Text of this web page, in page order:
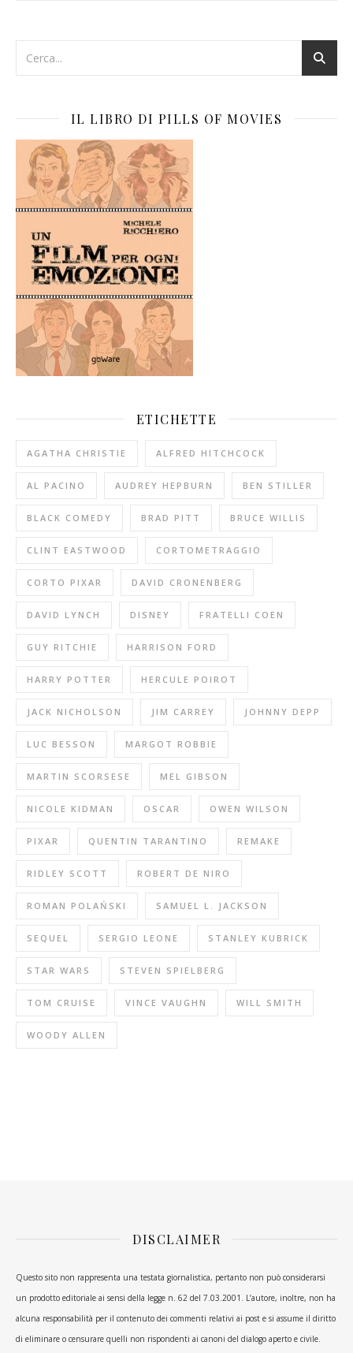
IL LIBRO DI PILLS OF MOVIES
ETICHETTE
AGATHA CHRISTIE ALFRED HITCHCOCK
AL PACINO AUDREY HEPBURN BEN STILLER
BLACK COMEDY BRAD PITT BRUCE WILLIS
CLINT EASTWOOD CORTOMETRAGGIO
CORTO PIXAR DAVID CRONENBERG
DAVID LYNCH DISNEY FRATELLI COEN
GUY RITCHIE HARRISON FORD
HARRY POTTER HERCULE POIROT
JACK NICHOLSON JIM CARREY JOHNNY DEPP
LUC BESSON MARGOT ROBBIE
MARTIN SCORSESE MEL GIBSON
NICOLE KIDMAN OSCAR OWEN WILSON
PIXAR QUENTIN TARANTINO REMAKE
RIDLEY SCOTT ROBERT DE NIRO
ROMAN POLAŃSKI SAMUEL L. JACKSON
SEQUEL SERGIO LEONE STANLEY KUBRICK
STAR WARS STEVEN SPIELBERG
TOM CRUISE VINCE VAUGHN WILL SMITH
WOODY ALLEN
DISCLAIMER
Questo sito non rappresenta una testata giornalistica, pertanto non può considerarsi
un prodotto editoriale ai sensi della legge n. 62 del 7.03.2001. L’autore, inoltre, non ha
alcuna responsabilità per il contenuto dei commenti relativi ai post e si assume il diritto
di eliminare o censurare quelli non rispondenti ai canoni del dialogo aperto e civile.